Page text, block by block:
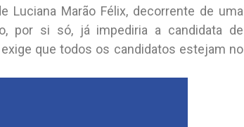
Luciana Marão Félix, decorrente de uma
por si só, já impediria a candidata de
que todos os candidatos estejam no